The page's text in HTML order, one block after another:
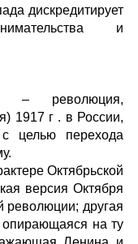
дискредитирует
и
– революция,
1917 г . в России,
целью перехода
Октябрьской
версия Октября
революции; другая
опирающаяся на ту